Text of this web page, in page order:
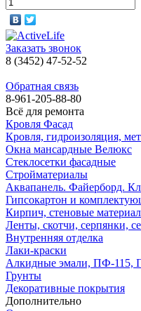
Заказать звонок
8 (3452) 47-52-52
Обратная связь
8-961-205-88-80
Всё для ремонта
Кровля Фасад
Кровля, гидроизоляция,
Окна мансардные Велюкс
Стеклосетки фасадные
Стройматериалы
Аквапанель. Файерборд.
Гипсокартон и
Кирпич, стеновые
Ленты, скотчи, серпянки,
Внутренняя отделка
Лаки-краски
Алкидные эмали, ПФ-115,
Грунты
Декоративные покрытия
Дополнительно